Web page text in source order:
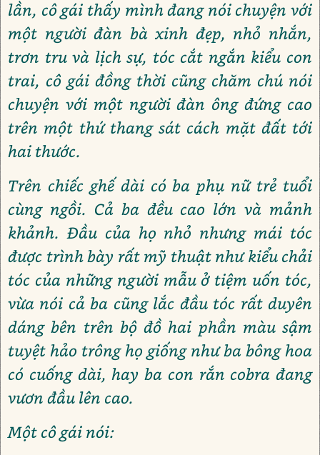
lần, cô gái thấy mình đang nói chuyện với
một người đàn bà xinh đẹp, nhỏ nhắn,
trơn tru và lịch sự, tóc cắt ngắn kiểu con
trai, cô gái đồng thời cũng chăm chú nói
chuyện với một người đàn ông đứng cao
trên một thứ thang sát cách mặt đất tới
hai thước.
Trên chiếc ghế dài có ba phụ nữ trẻ tuổi
cùng ngồi. Cả ba đều cao lớn và mảnh
khảnh. Đầu của họ nhỏ nhưng mái tóc
được trình bày rất mỹ thuật như kiểu chải
tóc của những người mẫu ở tiệm uốn tóc,
vừa nói cả ba cũng lắc đầu tóc rất duyên
dáng bên trên bộ đồ hai phần màu sậm
tuyệt hảo trông họ giống như ba bông hoa
có cuống dài, hay ba con rắn cobra đang
vươn đầu lên cao.
Một cô gái nói: